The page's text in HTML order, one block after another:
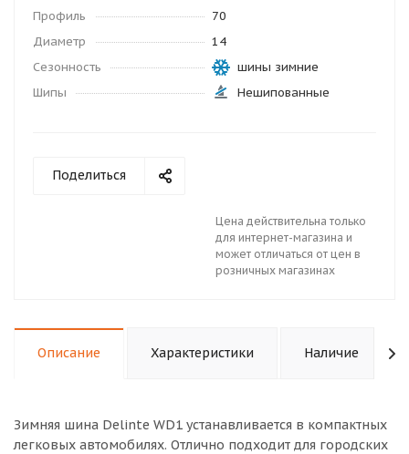
Профиль
70
Диаметр
14
Сезонность
шины зимние
Шипы
Нешипованные
Поделиться
Цена действительна только
для интернет-магазина и
может отличаться от цен в
розничных магазинах
Описание Характеристики Наличие
Зимняя шина Delinte WD1 устанавливается в компактных
легковых автомобилях. Отлично подходит для городских